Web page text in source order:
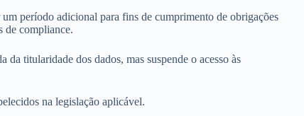
período adicional para fins de cumprimento de obrigações
de compliance.
titularidade dos dados, mas suspende o acesso às
na legislação aplicável.